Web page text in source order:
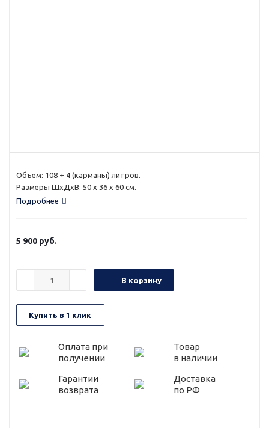
Объем: 108 + 4 (карманы) литров.
Размеры ШхДхВ: 50 х 36 х 60 см.
Подробнее
5 900 руб.
В корзину
Купить в 1 клик
Оплата при
получении
Товар
в наличии
Гарантии
возврата
Доставка
по РФ